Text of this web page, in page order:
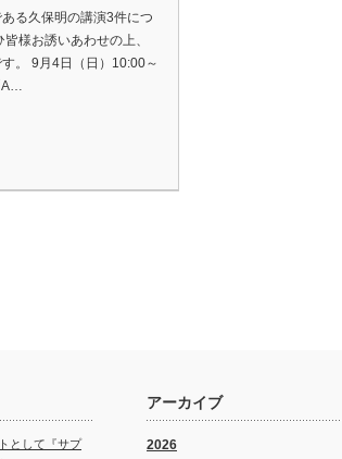
る久保明の講演3件につ
様お誘いあわせの上、
。 9月4日（日）10:00～
A…
として『サプ
アーカイブ
2026